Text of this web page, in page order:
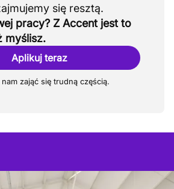
pracy? Z Accent jest to
myślisz.
Aplikuj teraz
zająć się trudną częścią.